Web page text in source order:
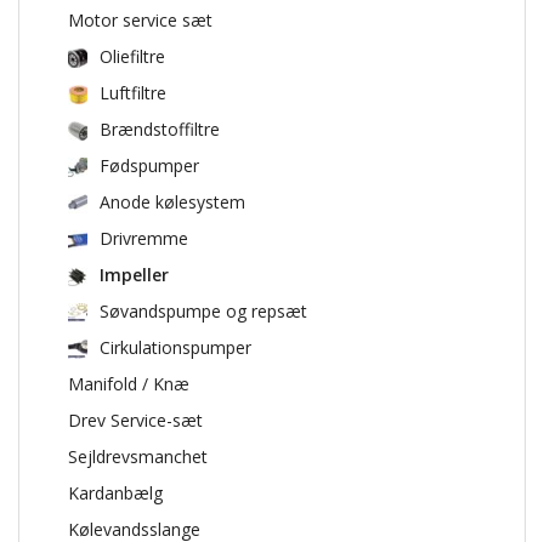
Motor service sæt
Oliefiltre
Luftfiltre
Brændstoffiltre
Fødspumper
Anode kølesystem
Drivremme
Impeller
Søvandspumpe og repsæt
Cirkulationspumper
Manifold / Knæ
Drev Service-sæt
Sejldrevsmanchet
Kardanbælg
Kølevandsslange